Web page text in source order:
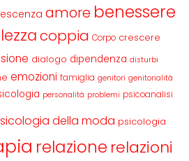
amore benessere
coppia Corpo crescere
dialogo dipendenza disturbi
emozioni famiglia genitori genitorialità
personalità problemi psicoanalisi
della moda psicologia
relazione relazioni